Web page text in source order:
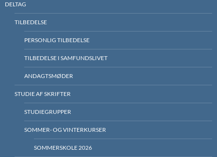
DELTAG
TILBEDELSE
PERSONLIG TILBEDELSE
TILBEDELSE I SAMFUNDSLIVET
ANDAGTSMØDER
STUDIE AF SKRIFTER
STUDIEGRUPPER
SOMMER- OG VINTERKURSER
SOMMERSKOLE 2026